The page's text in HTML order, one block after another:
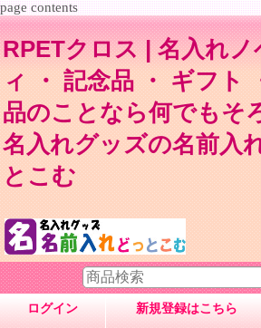
page contents
RPETクロス | 名入れ
ィ ・ 記念品 ・ ギフト
品のことなら何でもそ
名入れグッズの名前入
とこむ
ログイン 新規登録はこちら